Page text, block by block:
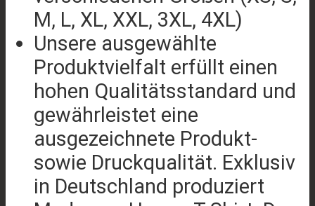
M, L, XL, XXL, 3XL, 4XL)
Unsere ausgewählte
Produktvielfalt erfüllt einen
hohen Qualitätsstandard und
gewährleistet eine
ausgezeichnete Produkt-
sowie Druckqualität. Exklusiv
in Deutschland produziert